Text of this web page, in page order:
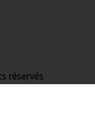
réservés